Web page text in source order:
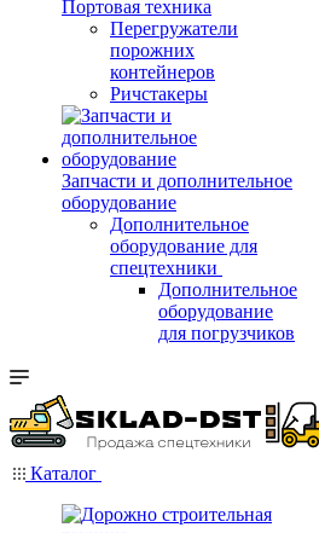
Портовая техника
Перегружатели
порожних
контейнеров
Ричстакеры
Запчасти и дополнительное
оборудование
Дополнительное
оборудование для
спецтехники
Дополнительное
оборудование
для погрузчиков
Каталог